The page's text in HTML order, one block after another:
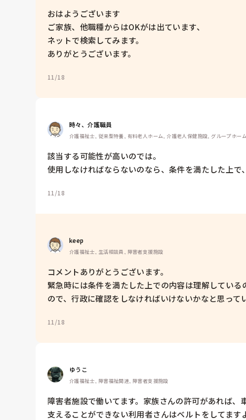
おはようございます
ご家族、他職種からはOKがは出ています、
ネットで検索してみます。
ありがとうございます。
11/18
時々、介護職員
介護福祉士, 従来型特養, 有料老人ホーム, 介護老人保健施設, グループホー
該当する可能性が高いのでは。
使用しなければならないのなら、条件を満たした上で
11/18
keep
介護福祉士, 生活相談員, 障害者支援施設
コメントありがとうございます。
緊急時には条件を満たした上での内容は理解してい
ので、行政に確認をしなければいけないかなと思って
11/18
ゆうこ
介護福祉士, 障害福祉関連, 障害者支援施設
障害者施設で働いてます。家族さんの許可があれば
支えることができない利用者さんはベルトをしてま